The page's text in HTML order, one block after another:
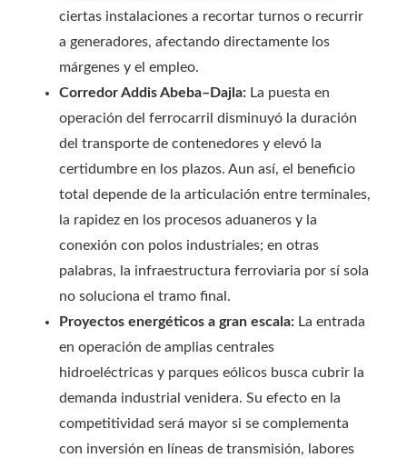
ciertas instalaciones a recortar turnos o recurrir
a generadores, afectando directamente los
márgenes y el empleo.
Corredor Addis Abeba–Dajla: La puesta en
operación del ferrocarril disminuyó la duración
del transporte de contenedores y elevó la
certidumbre en los plazos. Aun así, el beneficio
total depende de la articulación entre terminales,
la rapidez en los procesos aduaneros y la
conexión con polos industriales; en otras
palabras, la infraestructura ferroviaria por sí sola
no soluciona el tramo final.
Proyectos energéticos a gran escala: La entrada
en operación de amplias centrales
hidroeléctricas y parques eólicos busca cubrir la
demanda industrial venidera. Su efecto en la
competitividad será mayor si se complementa
con inversión en líneas de transmisión, labores